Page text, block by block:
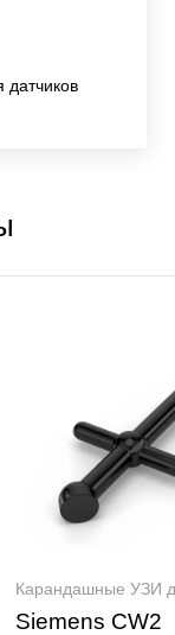
датчиков
Карандашные УЗИ
Siemens CW2